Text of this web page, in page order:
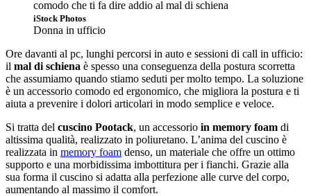
iStock Photos
Donna in ufficio
Ore davanti al pc, lunghi percorsi in auto e sessioni di call in ufficio:
il mal di schiena è spesso una conseguenza della postura scorretta
che assumiamo quando stiamo seduti per molto tempo. La soluzione
è un accessorio comodo ed ergonomico, che migliora la postura e ti
aiuta a prevenire i dolori articolari in modo semplice e veloce.
Si tratta del cuscino Pootack, un accessorio in memory foam di
altissima qualità, realizzato in poliuretano. L’anima del cuscino è
realizzata in memory foam denso, un materiale che offre un ottimo
supporto e una morbidissima imbottitura per i fianchi. Grazie alla
sua forma il cuscino si adatta alla perfezione alle curve del corpo,
aumentando al massimo il comfort.